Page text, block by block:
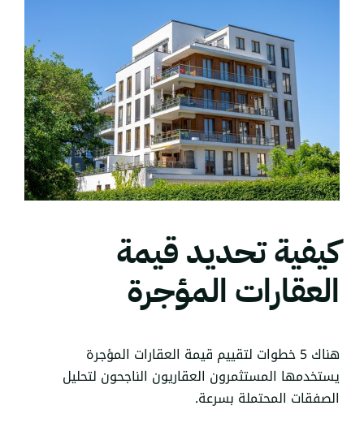
كيفية تحديد قيمة
العقارات المؤجرة
هناك 5 خطوات لتقييم قيمة العقارات المؤجرة
يستخدمها المستثمرون العقاريون الناجحون لتحليل
الصفقات المحتملة بسرعة.